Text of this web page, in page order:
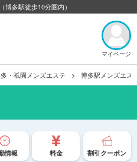
多駅徒歩10分圏内）
マイページ
・祇園メンズエステ 博多駅メンズエス
情報 料金 割引クーポン